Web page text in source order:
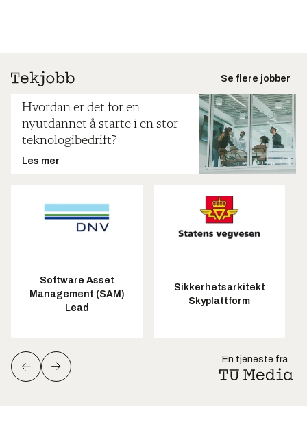
Se flere jobber
Hvordan er det for en
nyutdannet å starte i en stor
teknologibedrift?
Les mer
Software Asset
Management (SAM)
Lead
Sikkerhetsarkitekt
Skyplattform
En tjeneste fra